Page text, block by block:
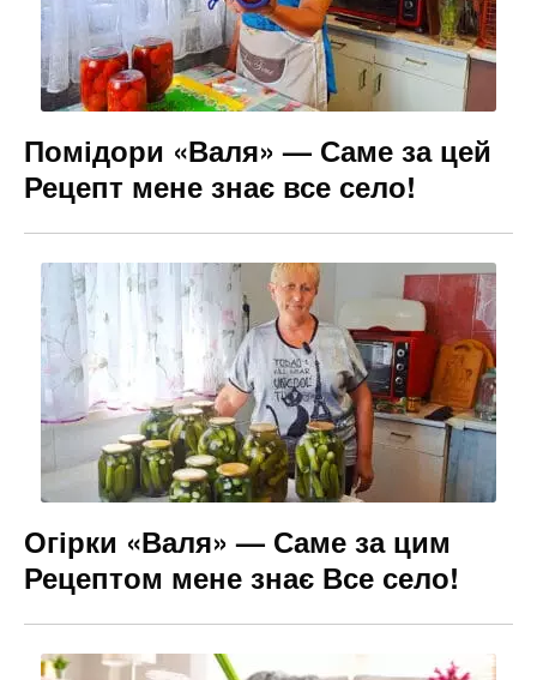
Помідори «Валя» — Саме за цей
Рецепт мене знає все село!
Огірки «Валя» — Саме за цим
Рецептом мене знає Все село!